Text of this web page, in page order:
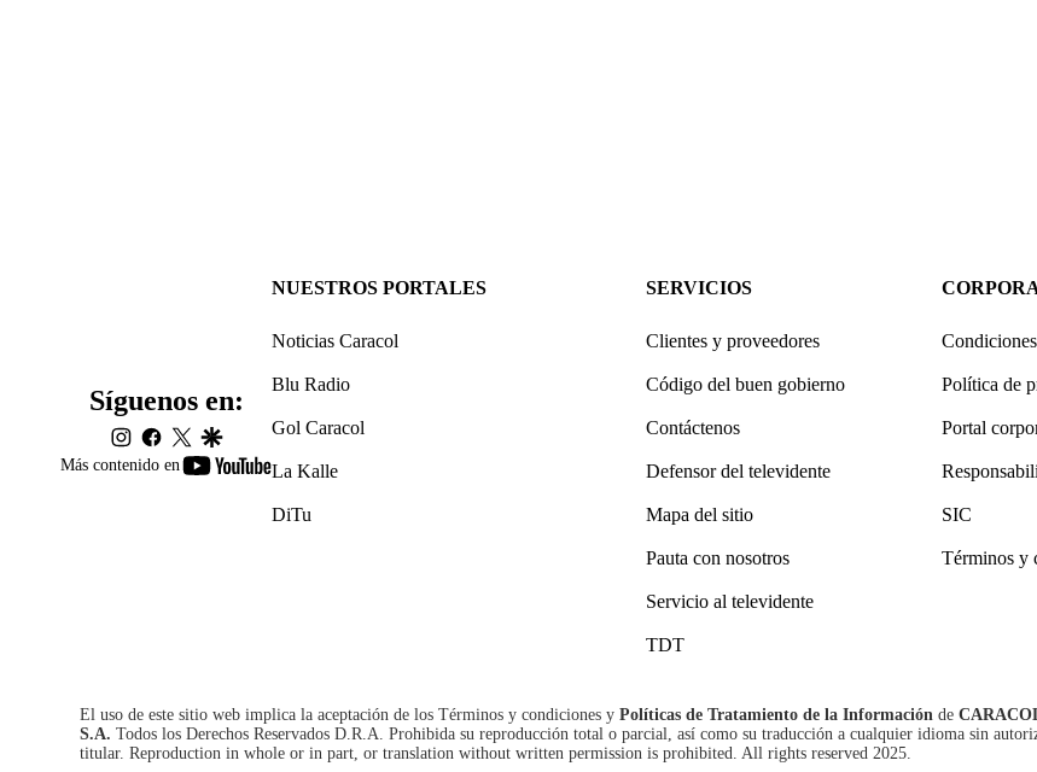
Más contenido en
youtube-
Síguenos en:
instagram
facebook
twittergoogle
NUESTROS PORTALES
Noticias Caracol
Blu Radio
Gol Caracol
La Kalle
DiTu
SERVICIOS
Clientes y proveedores
Código del buen gobierno
Contáctenos
Defensor del televidente
Mapa del sitio
Pauta con nosotros
Servicio al televidente
TDT
Política de
Portal
SIC
Términos y
El uso de este sitio web implica la aceptación de los Términos y condiciones y Políticas de Tratamiento de la Información de
S.A. Todos los Derechos Reservados D.R.A. Prohibida su reproducción total o parcial, así como su traducción a cualquier idioma sin
titular. Reproduction in whole or in part, or translation without written permission is prohibited. All rights reserved 2025.